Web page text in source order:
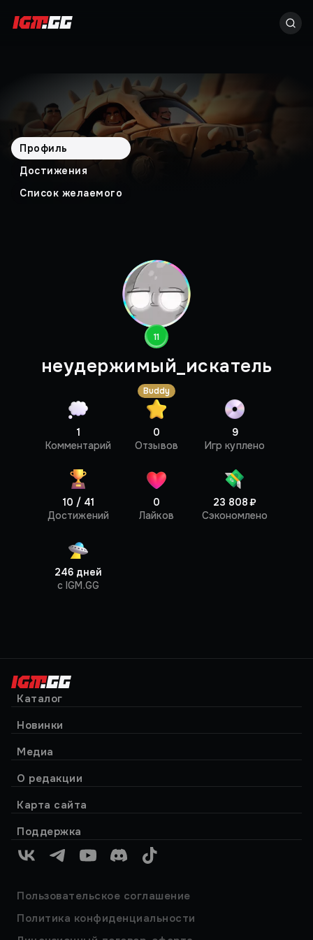
Профиль
Достижения
Список желаемого
Профиль
11
неудержимый_искатель
Buddy
1
Комментарий
0
Отзывов
9
Игр куплено
10 / 41
Достижений
0
Лайков
23 808 ₽
Сэкономлено
246 дней
c IGM.GG
Каталог
Новинки
Медиа
О редакции
Карта сайта
Поддержка
VK TelegramYouTubeDiscordTikTok
Пользовательское соглашение
Политика конфиденциальности